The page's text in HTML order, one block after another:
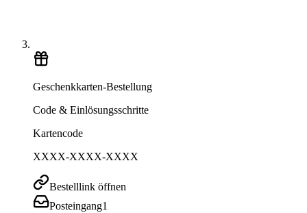
Geschenkkarten-Bestellung
Code & Einlösungsschritte
Kartencode
XXXX-XXXX-XXXX
Bestelllink öffnen
Posteingang1